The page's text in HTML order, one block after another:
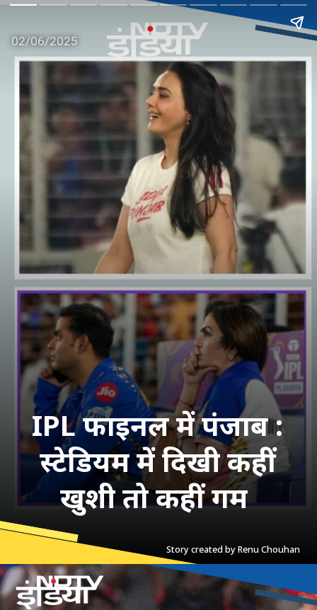
IPL फाइनल में पंजाब :
स्टेडियम में दिखी कहीं
खुशी तो कहीं गम
Story created by Renu Chouhan
02/06/2025